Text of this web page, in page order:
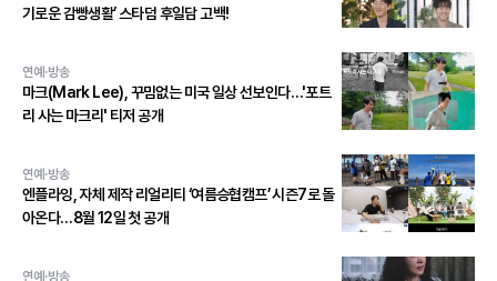
기로운 감빵생활’ 스타덤 후일담 고백!
연예·방송
마크(Mark Lee), 꾸밈없는 미국 일상 선보인다…'포트
리 사는 마크리' 티저 공개
연예·방송
엔플라잉, 자체 제작 리얼리티 ‘여름승협캠프’ 시즌7로 돌
아온다…8월 12일 첫 공개
연예·방송